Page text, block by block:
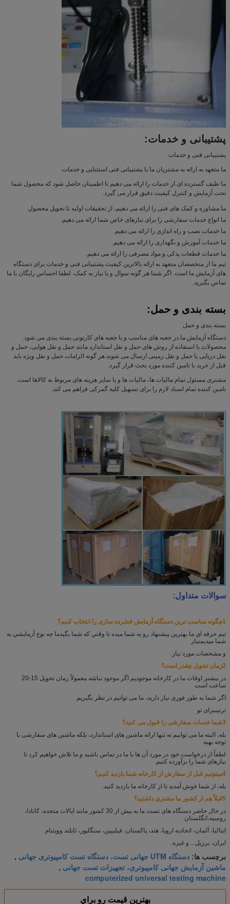
پشتیبانی و خدمات:
پشتیبانی فنی و خدمات
ما متعهد به ارائه به مشتریان ما با پشتیبانی فنی استثنایی و خدمات.
ما طیف گسترده ای از خدمات را ارائه می دهیم تا اطمینان حاصل شود که محصول شما
تحت آزمایش و کنترل کیفیت دقیق قرار می گیرد.
ما مشاوره و کمک های فنی را ارائه می دهیم، از تحقیقات اولیه تا تحویل محصول.
ما انواع خدمات سفارشی را برای نیازهای خاص شما ارائه می دهیم.
ما خدمات نصب و راه اندازی را ارائه می دهیم.
ما خدمات آموزش و نگهداری را ارائه می دهیم.
ما خدمات قطعات یدکی و مواد مصرفی را ارائه می دهیم.
تیم ما از متخصصان متعهد به ارائه بالاترین کیفیت پشتیبانی فنی و خدمات برای دستگاه
های آزمایش ما است. اگر شما هر گونه سوال و یا نیاز به کمک، لطفا احساس رایگان با ما
تماس بگیرید.
بسته بندی و حمل:
بسته بندی و حمل
دستگاه آزمایش ما در جعبه های مناسب و یا جعبه های کارتونی بسته بندی می شود.
محصولات با استفاده از روش های حمل و نقل استاندارد مانند حمل و نقل هوایی، حمل و
نقل دریایی یا حمل و نقل زمینی ارسال می شوند.هر گونه الزامات حمل و نقل ویژه باید
قبل از خرید با تامین کننده مورد بحث قرار گیرد.
مشتری مسئول تمام مالیات ها، مالیات ها و یا سایر هزینه های مربوط به کالاها است.
تامین کننده تمام اسناد لازم را برای تسهیل کلیه گمرکی فراهم می کند.
سوالات متداول:
1چگونه مناسب ترین دستگاه آزمایش فشرده سازی را انتخاب کنیم؟
تيم حرفه اي ما بهترين پيشنهاد رو به شما ميده تا وقتي که شما بگيدما چه نوع آزمايشي به
شما ميديمنیاز
و مشخصات مورد نیاز.
2زمان تحویل چقدر است؟
در بیشتر اوقات ما در کارخانه موجودیم اگر موجود نباشه معمولاً زمان تحویل 15-20
ساعت است
اگر شما به طور فوری نیاز دارید، ما می توانیم در نظر بگیریم
ترتیببرای تو
3شما خدمات سفارشی را قبول می کنید؟
بله، البته ما می توانیم نه تنها ارائه ماشین های استاندارد، بلکه ماشین های سفارشی با
توجه بهبه
لطفاً از درخواست خود در مورد آن ها با ما در تماس باشید و ما تلاش خواهیم کرد تا
نیازهای شما را برآورده کنیم.
4ميتونيم قبل از سفارش از کارخانه شما بازدید کنيم؟
بله، از شما خوش آمدید تا از کارخانه ما بازدید کنید.
5قبلاً هم از کشور ما مشتری داشتید؟
در حال حاضر دستگاه های تست ما به بیش از 30 کشور مانند ایالات متحده، کانادا،
روسیه،انگلستان
ایتالیا، آلمان، اتحادیه اروپا، هند، پاکستان، فیلیپین، سنگاپور، تایلند وویتنام
ایران، برزیل... و غیره.
برچسب ها: دستگاه UTM جهانی تست، دستگاه تست کامپیوتری جهانی ,
ماشین آزمایش جهانی کامپیوتری، تجهیزات تست جهانی ,
computerized universal testing machine
بهترين قيمت رو براي